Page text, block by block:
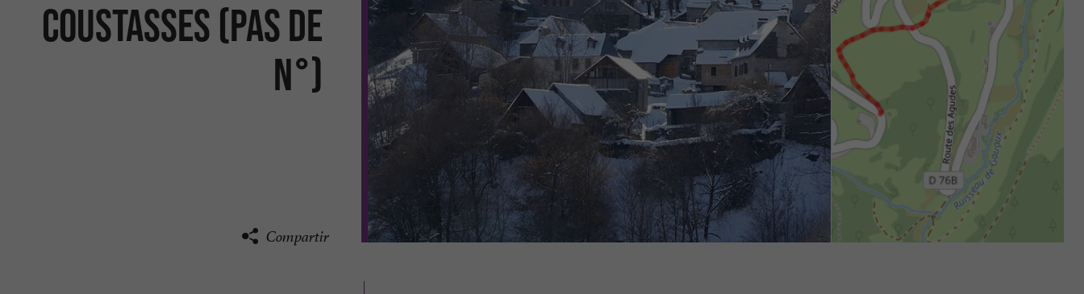
COUSTASSES (PAS DE
N°)
Compartir